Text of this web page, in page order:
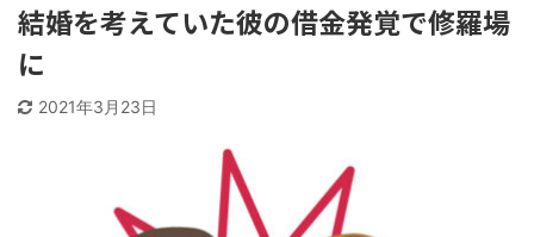
結婚を考えていた彼の借金発覚で修羅場
に
2021年3月23日